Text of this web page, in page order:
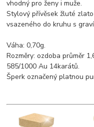
vhodný pro ženy i muže.
Stylový přívěsek žluté
vsazeného do kruhu s
Váha: 0,70g.
Rozměry: ozdoba průměr
585/1000 Au 14karátů.
Šperk označený platnou